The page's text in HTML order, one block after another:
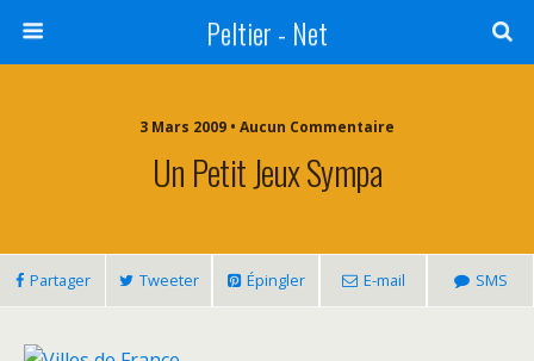
Peltier - Net
3 Mars 2009 • Aucun Commentaire
Un Petit Jeux Sympa
Partager Tweeter Épingler E-mail SMS